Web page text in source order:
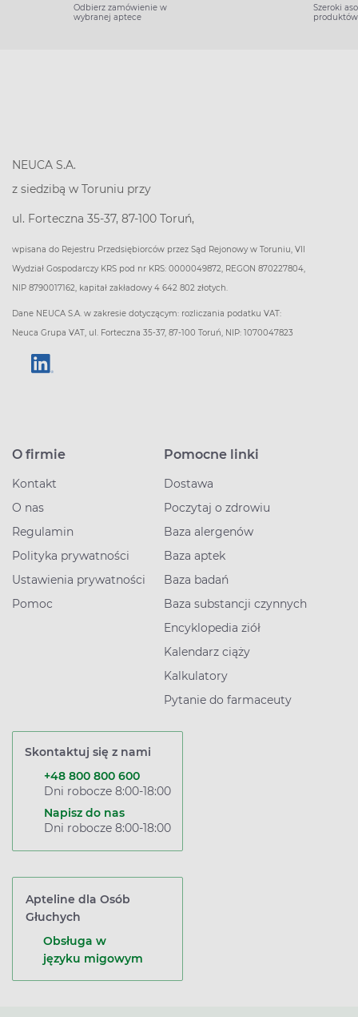
Odbierz zamówienie w
wybranej aptece
Szeroki
produktów
NEUCA S.A.
z siedzibą w Toruniu przy
ul. Forteczna 35-37, 87-100 Toruń,
wpisana do Rejestru Przedsiębiorców przez Sąd Rejonowy w Toruniu, VII
Wydział Gospodarczy KRS pod nr KRS: 0000049872, REGON 870227804,
NIP 8790017162, kapitał zakładowy 4 642 802 złotych.
Dane NEUCA S.A. w zakresie dotyczącym: rozliczania podatku VAT:
Neuca Grupa VAT, ul. Forteczna 35-37, 87-100 Toruń, NIP: 1070047823
O firmie
Kontakt
O nas
Regulamin
Polityka prywatności
Ustawienia prywatności
Pomoc
Pomocne linki
Dostawa
Poczytaj o zdrowiu
Baza alergenów
Baza aptek
Baza badań
Baza substancji czynnych
Encyklopedia ziół
Kalendarz ciąży
Kalkulatory
Pytanie do farmaceuty
Skontaktuj się z nami
+48 800 800 600
Dni robocze 8:00-18:00
Napisz do nas
Dni robocze 8:00-18:00
Apteline dla Osób
Głuchych
Obsługa w
języku migowym